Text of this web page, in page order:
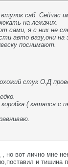
саб.
на лежачих.
сами, я с них не
авто вазу,они
поснимают.
стук О.Д
( катался
вот лично мне
и